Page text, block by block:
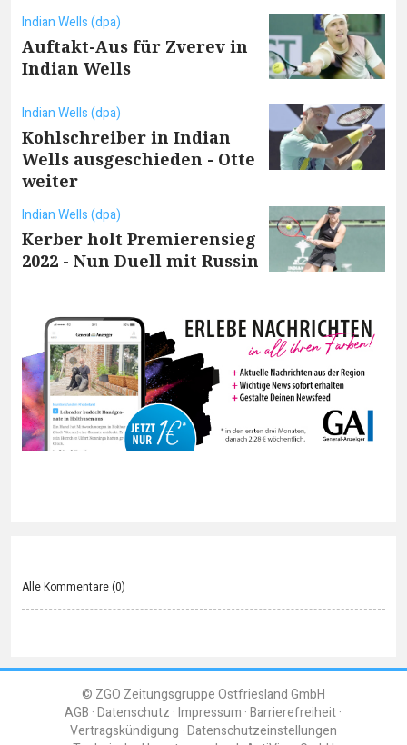
Indian Wells (dpa)
Auftakt-Aus für Zverev in
Indian Wells
Indian Wells (dpa)
Kohlschreiber in Indian
Wells ausgeschieden - Otte
weiter
Indian Wells (dpa)
Kerber holt Premierensieg
2022 - Nun Duell mit Russin
Alle Kommentare (0)
© ZGO Zeitungsgruppe Ostfriesland GmbH
AGB Datenschutz Impressum Barrierefreiheit
Vertragskündigung Datenschutzeinstellungen